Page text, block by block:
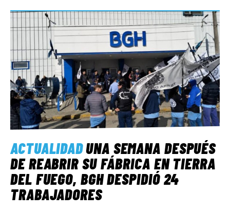
ACTUALIDADUNA SEMANA DESPUÉS
DE REABRIR SU FÁBRICA EN TIERRA
DEL FUEGO, BGH DESPIDIÓ 24
TRABAJADORES